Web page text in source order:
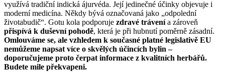
využívá tradiční indická ájurvéda. Její jedinečné účinky objevuje i
moderní medicína. Někdy bývá označovaná jako „odpolední
životabudič“. Gotu kola podporuje zdravé trávenía zároveň
přispívá k duševní pohodě, která je při hubnutí poměrně zásadní.
Omlouváme se, ale vzhledem k současné platné legislativě EU
nemůžeme napsat více o skvělých účincích bylin –
doporučujeme proto čerpat informace z kvalitních herbářů.
Budete mile překvapeni.